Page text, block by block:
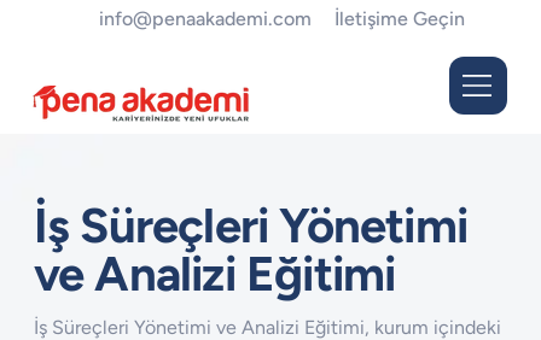
İş Süreçleri Yönetimi
ve Analizi Eğitimi
İş Süreçleri Yönetimi ve Analizi Eğitimi, kurum içindeki
info@penaakademi.com İletişime Geçin